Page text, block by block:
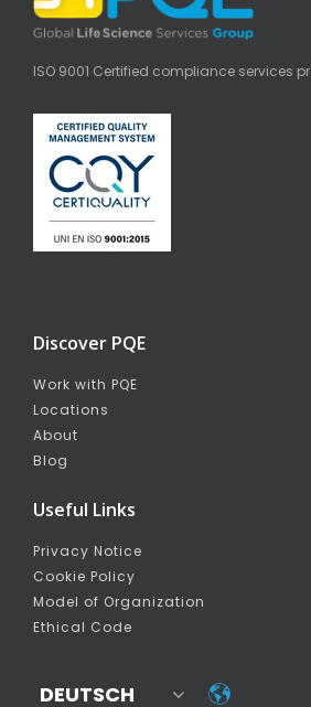
ISO 9001 Certified compliance services
Discover PQE
Work with PQE
Locations
About
Blog
Useful Links
Privacy Notice
Cookie Policy
Model of Organization
Ethical Code
DEUTSCH